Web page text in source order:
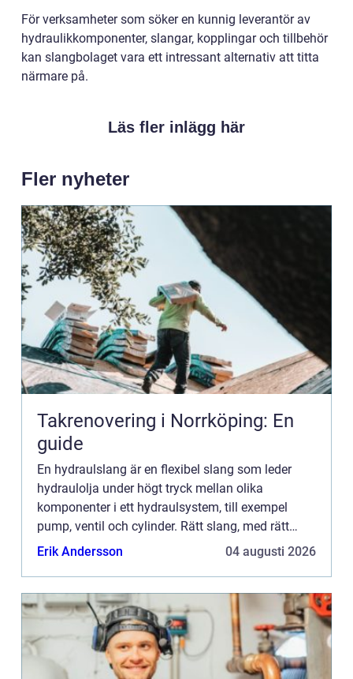
För verksamheter som söker en kunnig leverantör av
hydraulikkomponenter, slangar, kopplingar och tillbehör
kan slangbolaget vara ett intressant alternativ att titta
närmare på.
Läs fler inlägg här
Fler nyheter
Takrenovering i Norrköping: En
guide
En hydraulslang är en flexibel slang som leder
hydraulolja under högt tryck mellan olika
komponenter i ett hydraulsystem, till exempel
pump, ventil och cylinder. Rätt slang, med rätt
kopplingar och korrekt montering, är avg&o...
Erik Andersson 04 augusti 2026